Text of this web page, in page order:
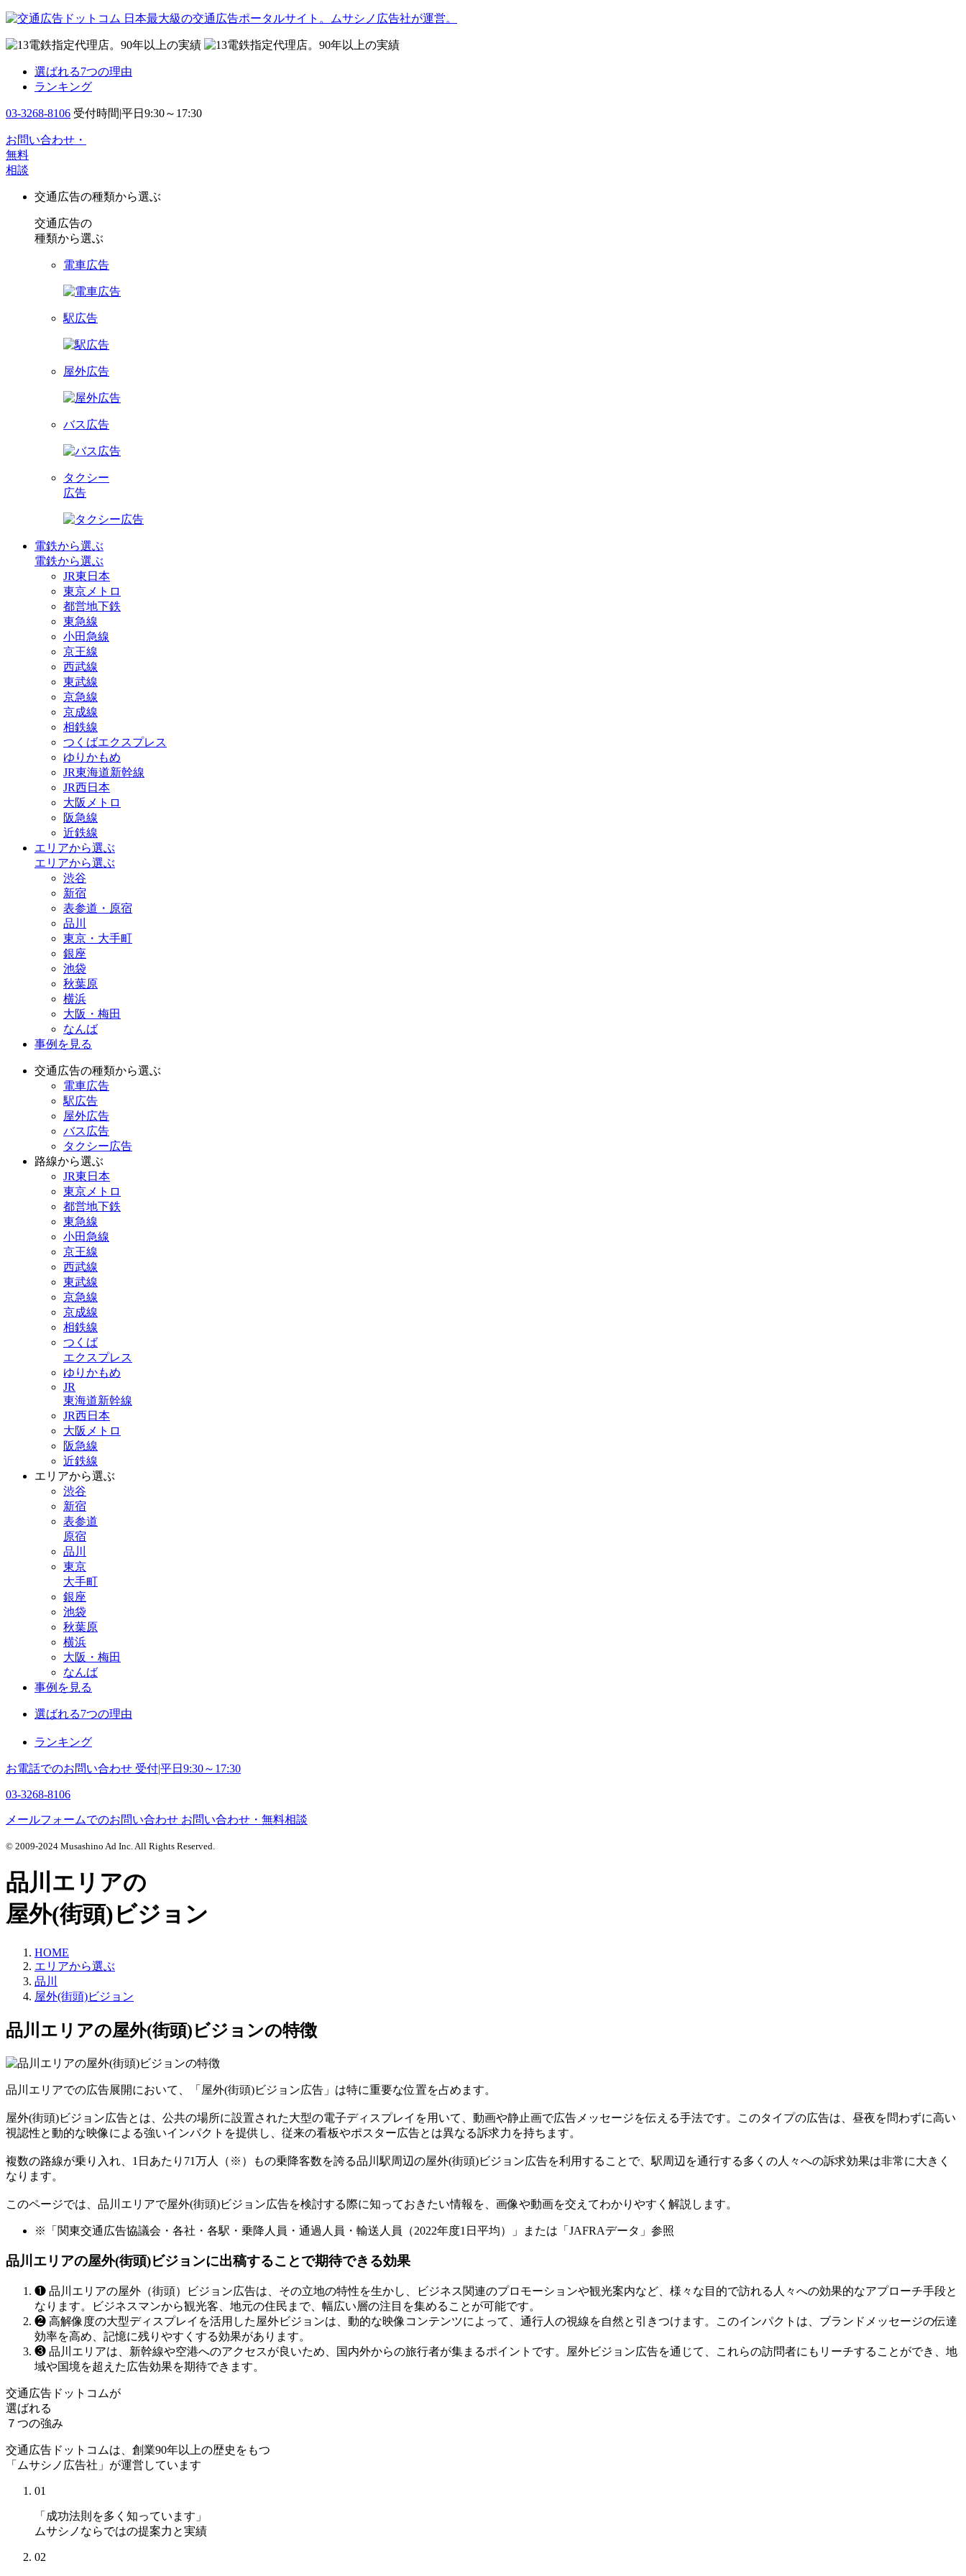
日本最大級の交通広告ポータルサイト。ムサシノ広告社が運営。
選ばれる7つの理由
ランキング
03-3268-8106 受付時間|平日9:30～17:30
お問い合わせ・
無料
相談
交通広告の種類から選ぶ
交通広告の
種類から選ぶ
電車広告
駅広告
屋外広告
バス広告
タクシー
広告
電鉄から選ぶ
電鉄から選ぶ
JR東日本
東京メトロ
都営地下鉄
東急線
小田急線
京王線
西武線
東武線
京急線
京成線
相鉄線
つくばエクスプレス
ゆりかもめ
JR東海道新幹線
JR西日本
大阪メトロ
阪急線
近鉄線
エリアから選ぶ
エリアから選ぶ
渋谷
新宿
表参道・原宿
品川
東京・大手町
銀座
池袋
秋葉原
横浜
大阪・梅田
なんば
事例を見る
交通広告の種類から選ぶ
電車広告
駅広告
屋外広告
バス広告
タクシー広告
路線から選ぶ
JR東日本
東京メトロ
都営地下鉄
東急線
小田急線
京王線
西武線
東武線
京急線
京成線
相鉄線
つくば
エクスプレス
ゆりかもめ
JR
東海道新幹線
JR西日本
大阪メトロ
阪急線
近鉄線
エリアから選ぶ
渋谷
新宿
表参道
原宿
品川
東京
大手町
銀座
池袋
秋葉原
横浜
大阪・梅田
なんば
事例を見る
選ばれる7つの理由
ランキング
お電話でのお問い合わせ 受付|平日9:30～17:30
03-3268-8106
メールフォームでのお問い合わせ お問い合わせ・無料相談
© 2009-2024 Musashino Ad Inc. All Rights Reserved.
品川エリアの
屋外(街頭)ビジョン
HOME
エリアから選ぶ
品川
屋外(街頭)ビジョン
品川エリアの屋外(街頭)ビジョンの特徴
品川エリアでの広告展開において、「屋外(街頭)ビジョン広告」は特に重要な位置を占めます。
屋外(街頭)ビジョン広告とは、公共の場所に設置された大型の電子ディスプレイを用いて、動画や静止画で広告メッセージを伝える手法です。このタイプの広告は、昼夜を問わずに高い
視認性と動的な映像による強いインパクトを提供し、従来の看板やポスター広告とは異なる訴求力を持ちます。
複数の路線が乗り入れ、1日あたり71万人（※）もの乗降客数を誇る品川駅周辺の屋外(街頭)ビジョン広告を利用することで、駅周辺を通行する多くの人々への訴求効果は非常に大きく
なります。
このページでは、品川エリアで屋外(街頭)ビジョン広告を検討する際に知っておきたい情報を、画像や動画を交えてわかりやすく解説します。
※「関東交通広告協議会・各社・各駅・乗降人員・通過人員・輸送人員（2022年度1日平均）」または「JAFRAデータ」参照
品川エリアの屋外(街頭)ビジョンに出稿することで期待できる効果
❶ 品川エリアの屋外（街頭）ビジョン広告は、その立地の特性を生かし、ビジネス関連のプロモーションや観光案内など、様々な目的で訪れる人々への効果的なアプローチ手段と
なります。ビジネスマンから観光客、地元の住民まで、幅広い層の注目を集めることが可能です。
❷ 高解像度の大型ディスプレイを活用した屋外ビジョンは、動的な映像コンテンツによって、通行人の視線を自然と引きつけます。このインパクトは、ブランドメッセージの伝達
効率を高め、記憶に残りやすくする効果があります。
❸ 品川エリアは、新幹線や空港へのアクセスが良いため、国内外からの旅行者が集まるポイントです。屋外ビジョン広告を通じて、これらの訪問者にもリーチすることができ、地
域や国境を超えた広告効果を期待できます。
交通広告ドットコムが
選ばれる
７つの強み
交通広告ドットコムは、創業90年以上の歴史をもつ
「ムサシノ広告社」が運営しています
01
「成功法則を多く知っています」
ムサシノならではの提案力と実績
02